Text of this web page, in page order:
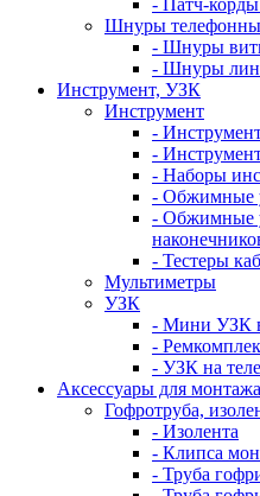
- Патч-корды
Шнуры
- Шнуры
- Шнуры
Инструмент, УЗК
Инструмент
-
-
- Наборы
- Обжимные
- Обжимные
- Тестеры
Мультиметры
УЗК
- Мини УЗК
-
- УЗК на
Аксессуары для монтажа
Гофротруба,
- Изолента
- Клипса
- Труба